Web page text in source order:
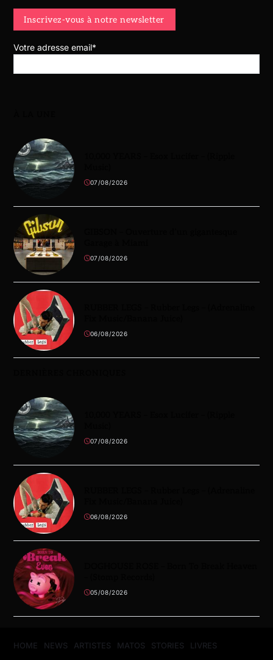
Votre adresse email*
07/08/2026
07/08/2026
06/08/2026
07/08/2026
06/08/2026
05/08/2026
HOME NEWS ARTISTES MATOS STORIES
LIVRES